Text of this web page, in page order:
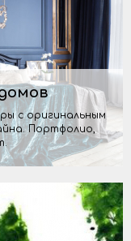
с оригинальным
Портфолио,